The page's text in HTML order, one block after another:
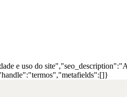
e uso do